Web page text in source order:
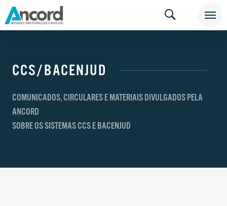
CCS/BACENJUD
COMUNICADOS, CIRCULARES E MATERIAIS DIVULGADOS PELA
ANCORD
SOBRE OS SISTEMAS CCS E BACENJUD